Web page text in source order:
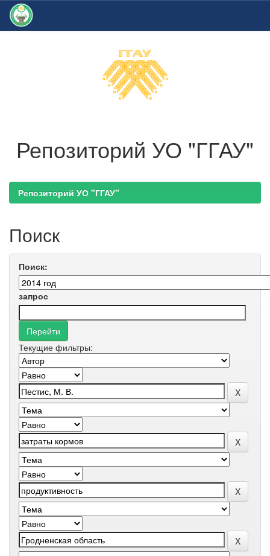
Репозиторий УО "ГГАУ"
Репозиторий УО "ГГАУ"
Поиск
Поиск:
запрос
Текущие фильтры: